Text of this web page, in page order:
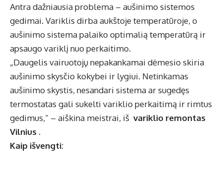
Antra dažniausia problema – aušinimo sistemos
gedimai. Variklis dirba aukštoje temperatūroje, o
aušinimo sistema palaiko optimalią temperatūrą ir
apsaugo variklį nuo perkaitimo.
„Daugelis vairuotojų nepakankamai dėmesio skiria
aušinimo skysčio kokybei ir lygiui. Netinkamas
aušinimo skystis, nesandari sistema ar sugedęs
termostatas gali sukelti variklio perkaitimą ir rimtus
gedimus,” – aiškina meistrai, iš variklio remontas
Vilnius .
Kaip išvengti: